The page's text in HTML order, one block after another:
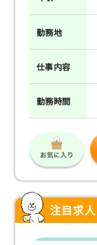
勤務地
仕事内容
勤務時間
注目求人